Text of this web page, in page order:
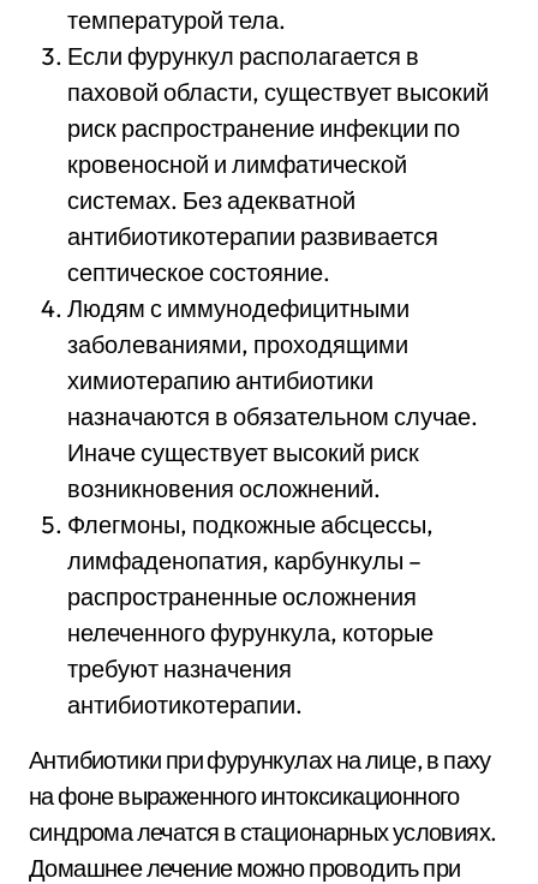
температурой тела.
Если фурункул располагается в
паховой области, существует высокий
риск распространение инфекции по
кровеносной и лимфатической
системах. Без адекватной
антибиотикотерапии развивается
септическое состояние.
Людям с иммунодефицитными
заболеваниями, проходящими
химиотерапию антибиотики
назначаются в обязательном случае.
Иначе существует высокий риск
возникновения осложнений.
Флегмоны, подкожные абсцессы,
лимфаденопатия, карбункулы –
распространенные осложнения
нелеченного фурункула, которые
требуют назначения
антибиотикотерапии.
Антибиотики при фурункулах на лице, в паху
на фоне выраженного интоксикационного
синдрома лечатся в стационарных условиях.
Домашнее лечение можно проводить при